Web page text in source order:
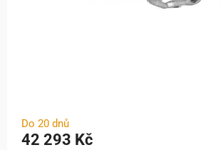
Do 20 dnů
42 293 Kč